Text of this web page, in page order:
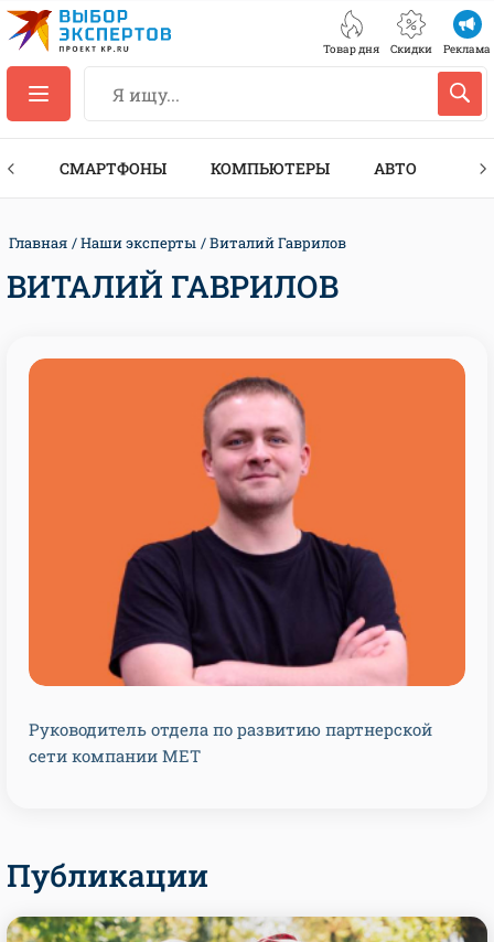
Товар дня Скидки Реклама
СМАРТФОНЫ КОМПЬЮТЕРЫ АВТО
Главная Наши эксперты Виталий Гаврилов
ВИТАЛИЙ ГАВРИЛОВ
Руководитель отдела по развитию партнерской
сети компании МЕТ
Публикации